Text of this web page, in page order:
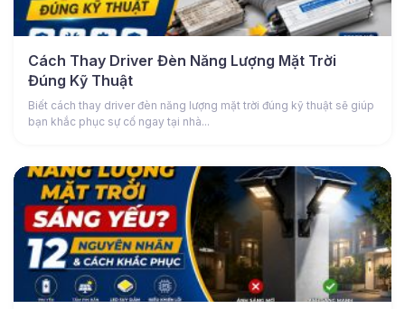
Cách Thay Driver Đèn Năng Lượng Mặt Trời
Đúng Kỹ Thuật
Biết cách thay driver đèn năng lượng mặt trời đúng kỹ thuật sẽ giúp
bạn khắc phục sự cố ngay tại nhà...